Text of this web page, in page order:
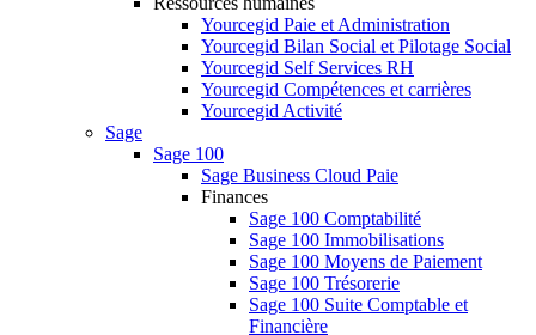
Yourcegid Paie et Administration
Yourcegid Bilan Social et Pilotage Social
Yourcegid Self Services RH
Yourcegid Compétences et carrières
Yourcegid Activité
Sage
Sage 100
Sage Business Cloud Paie
Finances
Sage 100 Comptabilité
Sage 100 Immobilisations
Sage 100 Moyens de Paiement
Sage 100 Trésorerie
Sage 100 Suite Comptable et
Financière